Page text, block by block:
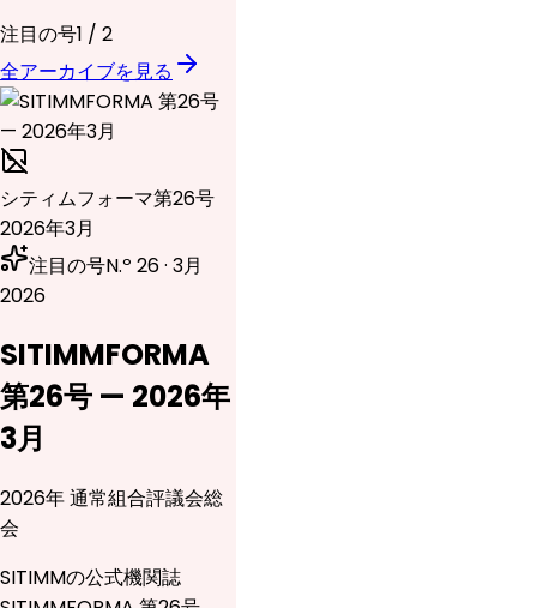
注目の号1 / 2
全アーカイブを見る
シティムフォーマ第26号
2026年3月
注目の号N.º 26 · 3月
2026
SITIMMFORMA
第26号 — 2026年
3月
2026年 通常組合評議会総
会
SITIMMの公式機関誌